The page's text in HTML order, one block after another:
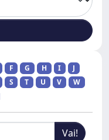
F G H I
J
S T U V
W